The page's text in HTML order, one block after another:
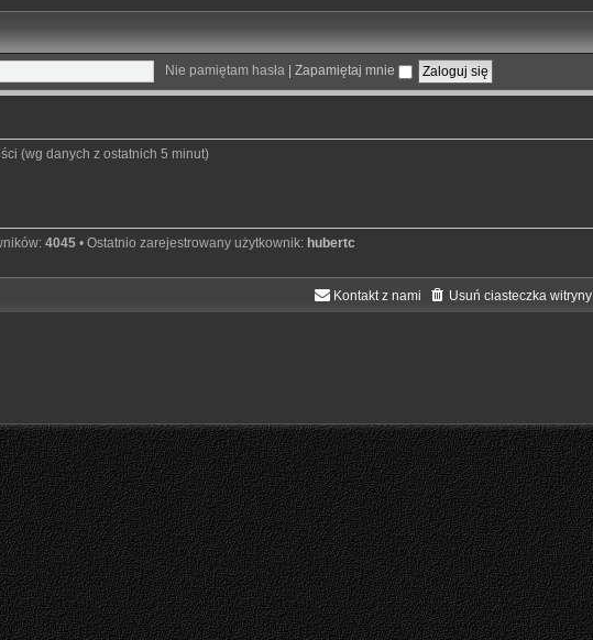
Nie pamiętam hasła Zapamiętaj mnie
(wg danych z ostatnich 5 minut)
4045• Ostatnio zarejestrowany użytkownik: hubertc
Usuń ciasteczka witryny
Kontakt z nami